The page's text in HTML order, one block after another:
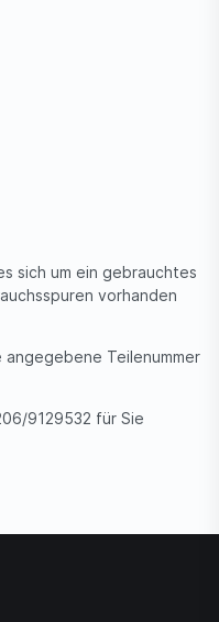
sich um ein gebrauchtes
vorhanden
Teilenummer
9129532 für Sie